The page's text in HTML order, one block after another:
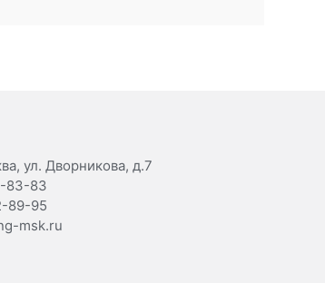
ул. Дворникова, д.7
83-83
89-95
msk.ru